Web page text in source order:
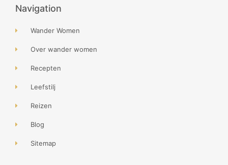
Navigation
Wander Women
Over wander women
Recepten
Leefstilj
Reizen
Blog
Sitemap